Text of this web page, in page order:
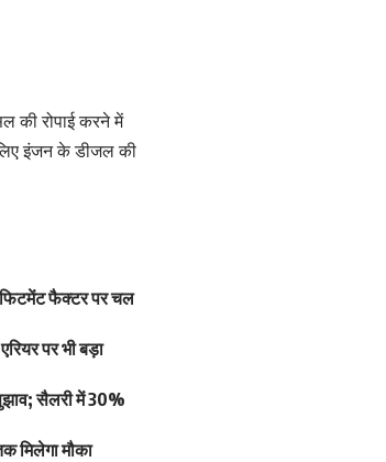
की रोपाई करने में
इंजन के डीजल की
फैक्टर पर चल
पर भी बड़ा
सैलरी में 30%
मिलेगा मौका